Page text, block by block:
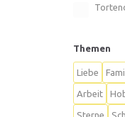
Themen
Liebe
Arbeit
Sterne